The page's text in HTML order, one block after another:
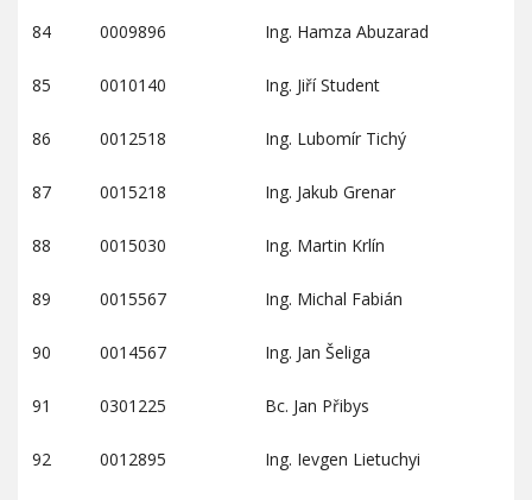
84 0009896 Ing. Hamza Abuzarad
85 0010140 Ing. Jiří Student
86 0012518 Ing. Lubomír Tichý
87 0015218 Ing. Jakub Grenar
88 0015030 Ing. Martin Krlín
89 0015567 Ing. Michal Fabián
90 0014567 Ing. Jan Šeliga
91 0301225 Bc. Jan Přibys
92 0012895 Ing. Ievgen Lietuchyi